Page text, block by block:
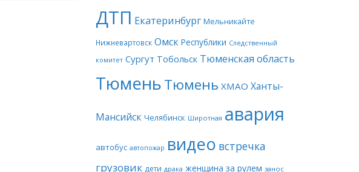
ДТП Екатеринбург Мельникайте
Нижневартовск Омск Республики Следственный
комитет Сургут Тобольск Тюменская область
ТюменьТюмень ХМАО Ханты-
Мансийск Челябинск Широтная авария
автобус автопожар видео встречка
грузовик дети драка женщина за рулем занос